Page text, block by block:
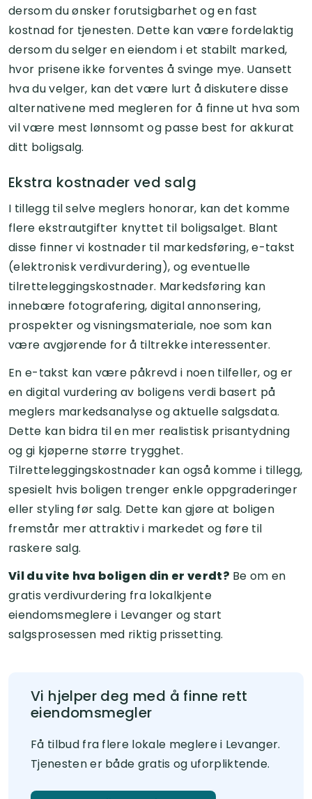
dersom du ønsker forutsigbarhet og en fast
kostnad for tjenesten. Dette kan være fordelaktig
dersom du selger en eiendom i et stabilt marked,
hvor prisene ikke forventes å svinge mye. Uansett
hva du velger, kan det være lurt å diskutere disse
alternativene med megleren for å finne ut hva som
vil være mest lønnsomt og passe best for akkurat
ditt boligsalg.
Ekstra kostnader ved salg
I tillegg til selve meglers honorar, kan det komme
flere ekstrautgifter knyttet til boligsalget. Blant
disse finner vi kostnader til markedsføring, e-takst
(elektronisk verdivurdering), og eventuelle
tilretteleggingskostnader. Markedsføring kan
innebære fotografering, digital annonsering,
prospekter og visningsmateriale, noe som kan
være avgjørende for å tiltrekke interessenter.
En e-takst kan være påkrevd i noen tilfeller, og er
en digital vurdering av boligens verdi basert på
meglers markedsanalyse og aktuelle salgsdata.
Dette kan bidra til en mer realistisk prisantydning
og gi kjøperne større trygghet.
Tilretteleggingskostnader kan også komme i tillegg,
spesielt hvis boligen trenger enkle oppgraderinger
eller styling før salg. Dette kan gjøre at boligen
fremstår mer attraktiv i markedet og føre til
raskere salg.
Vil du vite hva boligen din er verdt? Be om en
gratis verdivurdering fra lokalkjente
eiendomsmeglere i Levanger og start
salgsprosessen med riktig prissetting.
Vi hjelper deg med å finne rett
eiendomsmegler
Få tilbud fra flere lokale meglere i Levanger.
Tjenesten er både gratis og uforpliktende.